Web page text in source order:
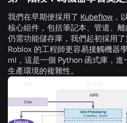
我們在早期便採用了 Kubeflow ，
核心組件，包括筆記本、管道、
仍需功能儲存庫，我們起初採用
Roblox 的工程師更容易接觸機器
ml ，這是一個 Python 函式庫，
生產環境的複雜性。